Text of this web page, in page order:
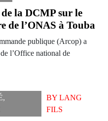
la DCMP sur le
de l’ONAS à Touba
publique (Arcop) a
l’Office national de
,
BY LANG
FILS